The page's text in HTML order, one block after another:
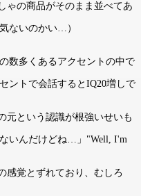
ゃの商品がそのまま並べてあ
ないのかい…）
数多くあるアクセントの中で
ントで会話するとIQ20増しで
元という認識が根強いせいも
いんだけどね…」"Well, I'm
感覚とずれており、むしろ